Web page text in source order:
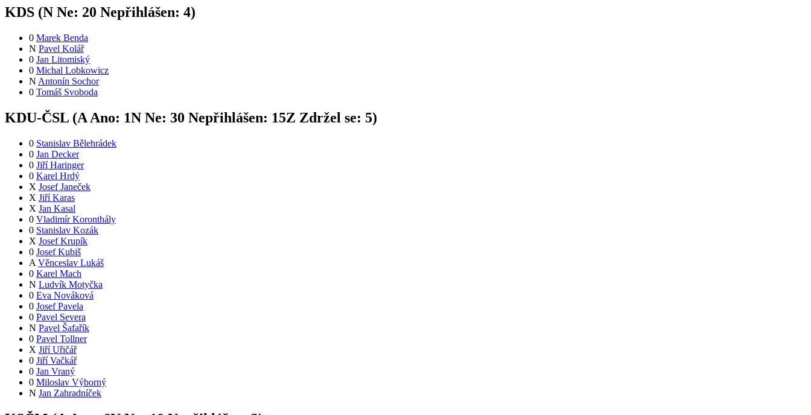
KDS (N Ne: 20 Nepřihlášen: 4)
0 Marek Benda
N Pavel Kolář
0 Jan Litomiský
0 Michal Lobkowicz
N Antonín Sochor
0 Tomáš Svoboda
KDU-ČSL (A Ano: 1N Ne: 30 Nepřihlášen: 15Z Zdržel se: 5)
0 Stanislav Bělehrádek
0 Jan Decker
0 Jiří Haringer
0 Karel Hrdý
X Josef Janeček
X Jiří Karas
X Jan Kasal
0 Vladimír Koronthály
0 Stanislav Kozák
X Josef Krupík
0 Josef Kubiš
A Věnceslav Lukáš
0 Karel Mach
N Ludvík Motyčka
0 Eva Nováková
0 Josef Pavela
0 Pavel Severa
N Pavel Šafařík
0 Pavel Tollner
X Jiří Uřičář
0 Jiří Vačkář
0 Jan Vraný
0 Miloslav Výborný
N Jan Zahradníček